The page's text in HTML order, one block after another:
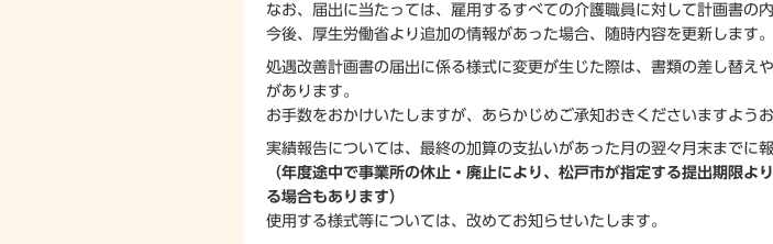
なお、届出に当たっては、雇用するすべての介護職員に対して計画書の
今後、厚生労働省より追加の情報があった場合、随時内容を更新します。
処遇改善計画書の届出に係る様式に変更が生じた際は、書類の差し替え
があります。
お手数をおかけいたしますが、あらかじめご承知おきくださいますよう
実績報告については、最終の加算の支払いがあった月の翌々月末までに
（年度途中で事業所の休止・廃止により、松戸市が指定する提出期限よ
る場合もあります）
使用する様式等については、改めてお知らせいたします。